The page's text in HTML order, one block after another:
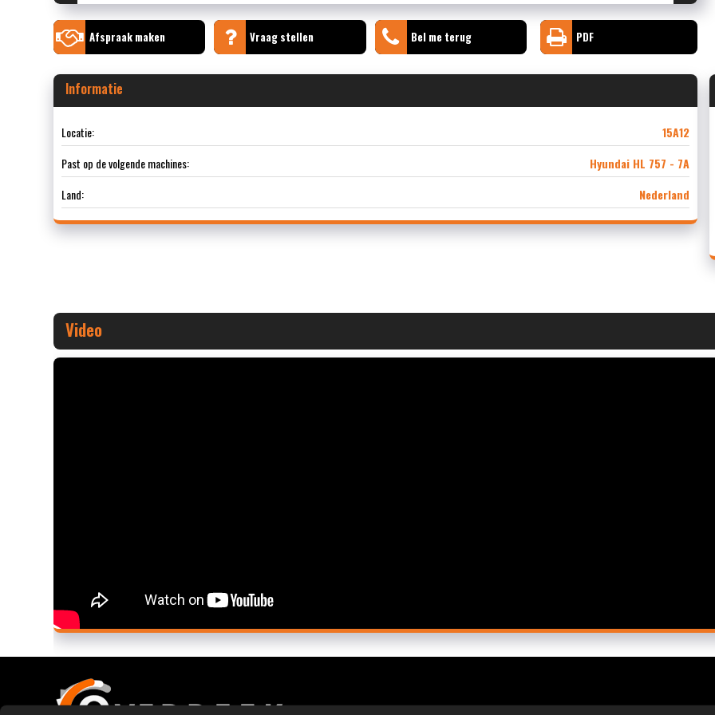
Afspraak maken Vraag stellen Bel me terug PDF
Informatie
Locatie:
15A12
Past op de volgende machines:
Hyundai HL 757 - 7A
Land:
Nederland
Video